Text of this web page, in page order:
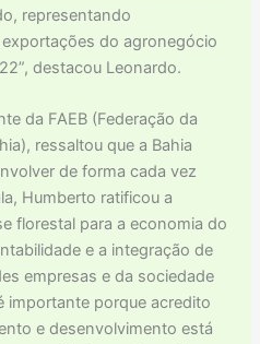
representando
do agronegócio
destacou Leonardo.
da FAEB (Federação da
ressaltou que a Bahia
de forma cada vez
Humberto ratificou a
florestal para a economia do
e a integração de
empresas e da sociedade
importante porque acredito
e desenvolvimento está